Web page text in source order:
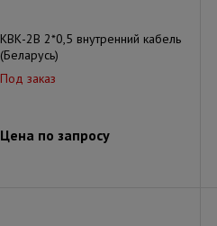
КВК-2В 2*0,5 внутренний кабель
(Беларусь)
Под заказ
Цена по запросу